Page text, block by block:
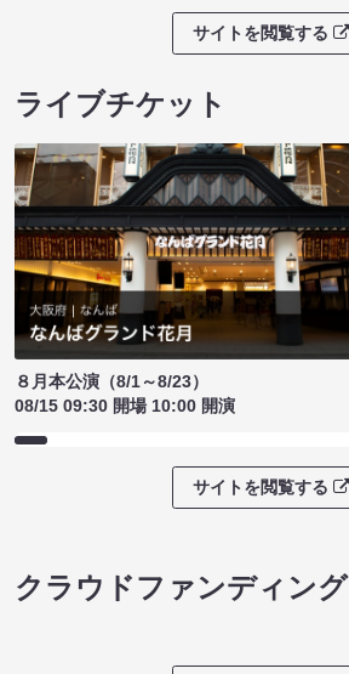
サイトを閲覧する
ライブチケット
８月本公演（8/1～8/23）
08/15 09:30 開場 10:00 開演
サイトを閲覧する
クラウドファンディング